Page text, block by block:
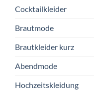
Cocktailkleider
Brautmode
Brautkleider kurz
Abendmode
Hochzeitskleidung